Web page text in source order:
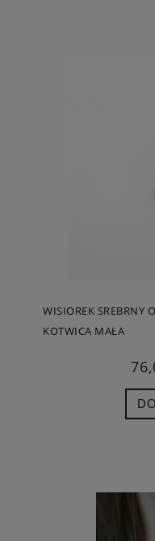
WISIOREK SREBRNY
KOTWICA MAŁA